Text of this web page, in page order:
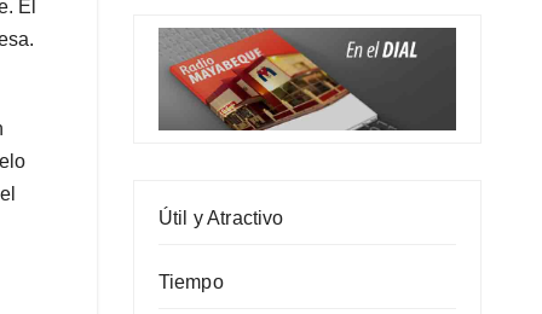
El
Útil y Atractivo
Tiempo